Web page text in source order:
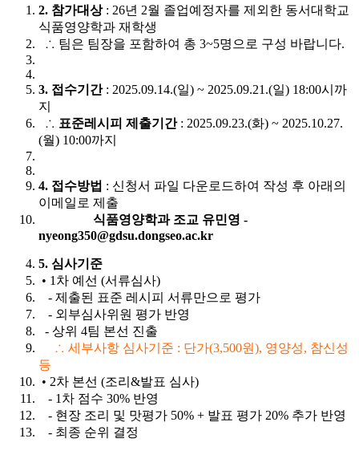
2. 참가대상: 26년 2월 졸업예정자를 제외한 동서대학교
식품영양학과 재학생
∴ 팀은 팀장을 포함하여 총 3~5명으로 구성 바랍니다.
3. 접수기간: 2025.09.14.(일) ~ 2025.09.21.(일) 18:00시까
지
∴ 표준레시피 제출기간: 2025.09.23.(화) ~ 2025.10.27.
(월) 10:00까지
4. 접수방법 : 신청서 파일 다운로드하여 작성 후 아래의
이메일로 제출
식품영양학과 조교 유민영 -
nyeong350@gdsu.dongseo.ac.kr
5. 심사기준
• 1차 예선 (서류심사)
- 제출된 표준 레시피 서류만으로 평가
- 외부심사위원 평가 반영
- 상위 4팀 본선 진출
∴ 세부사항 심사기준 : 단가(3,500원), 영양성, 참신성
등
• 2차 본선 (조리&발표 심사)
- 1차 점수 30% 반영
- 현장 조리 및 맛평가 50% + 발표 평가 20% 추가 반영
- 최종 순위 결정